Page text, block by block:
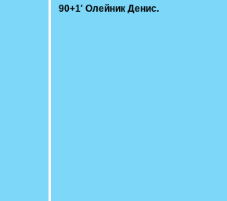
90+1' Олейник Денис.